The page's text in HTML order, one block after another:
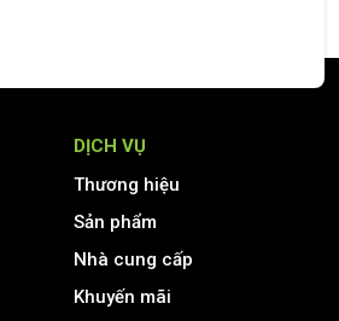
DỊCH VỤ
Thương hiệu
Sản phẩm
Nhà cung cấp
Khuyến mãi